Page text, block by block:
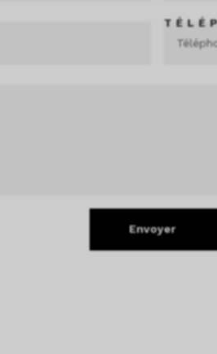
Envoyer